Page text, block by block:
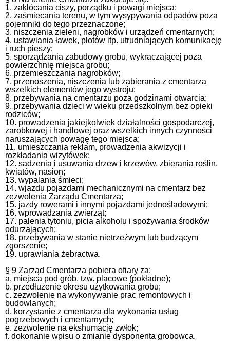
1. zakłócania ciszy, porządku i powagi miejsca;
2. zaśmiecania terenu, w tym wysypywania odpadów poza
pojemniki do tego przeznaczone;
3. niszczenia zieleni, nagrobków i urządzeń cmentarnych;
4. ustawiania ławek, płotów itp. utrudniających komunikację
i ruch pieszy;
5. sporządzania zabudowy grobu, wykraczającej poza
powierzchnię miejsca grobu;
6. przemieszczania nagrobków;
7. przenoszenia, niszczenia lub zabierania z cmentarza
wszelkich elementów jego wystroju;
8. przebywania na cmentarzu poza godzinami otwarcia;
9. przebywania dzieci w wieku przedszkolnym bez opieki
rodziców;
10. prowadzenia jakiejkolwiek działalności gospodarczej,
zarobkowej i handlowej oraz wszelkich innych czynności
naruszających powagę tego miejsca;
11. umieszczania reklam, prowadzenia akwizycji i
rozkładania wizytówek;
12. sadzenia i usuwania drzew i krzewów, zbierania roślin,
kwiatów, nasion;
13. wypalania śmieci;
14. wjazdu pojazdami mechanicznymi na cmentarz bez
zezwolenia Zarządu Cmentarza;
15. jazdy rowerami i innymi pojazdami jednośladowymi;
16. wprowadzania zwierząt;
17. palenia tytoniu, picia alkoholu i spożywania środków
odurzających;
18. przebywania w stanie nietrzeźwym lub budzącym
zgorszenie;
19. uprawiania żebractwa.
§ 9 Zarząd Cmentarza pobiera ofiary za:
a. miejsca pod grób, tzw. placowe (pokładne);
b. przedłużenie okresu użytkowania grobu;
c. zezwolenie na wykonywanie prac remontowych i
budowlanych;
d. korzystanie z cmentarza dla wykonania usług
pogrzebowych i cmentarnych;
e. zezwolenie na ekshumację zwłok;
f. dokonanie wpisu o zmianie dysponenta grobowca.